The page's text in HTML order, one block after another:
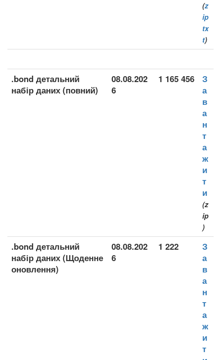
(z
ip
tx
t)
.bond детальний
набір даних (повний)
08.08.202
6
1 165 456
З
а
в
а
н
т
а
ж
и
т
и
(z
ip
)
.bond детальний
набір даних (Щоденне
оновлення)
08.08.202
6
1 222
З
а
в
а
н
т
а
ж
и
т